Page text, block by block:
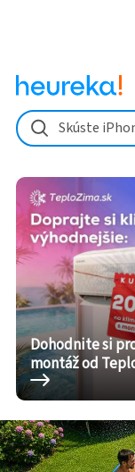
Skúste
Dohodnite si
montáž od